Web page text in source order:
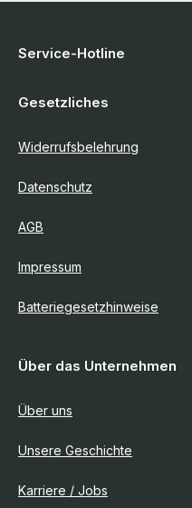
Service-Hotline
Gesetzliches
Widerrufsbelehrung
Datenschutz
AGB
Impressum
Batteriegesetzhinweise
Über das Unternehmen
Über uns
Unsere Geschichte
Karriere / Jobs